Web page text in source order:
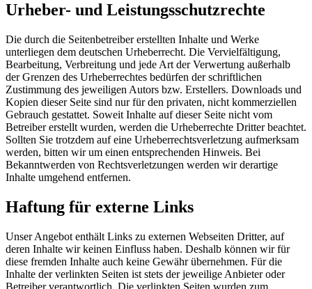
Urheber- und Leistungsschutzrechte
Die durch die Seitenbetreiber erstellten Inhalte und Werke
unterliegen dem deutschen Urheberrecht. Die Vervielfältigung,
Bearbeitung, Verbreitung und jede Art der Verwertung außerhalb
der Grenzen des Urheberrechtes bedürfen der schriftlichen
Zustimmung des jeweiligen Autors bzw. Erstellers. Downloads und
Kopien dieser Seite sind nur für den privaten, nicht kommerziellen
Gebrauch gestattet. Soweit Inhalte auf dieser Seite nicht vom
Betreiber erstellt wurden, werden die Urheberrechte Dritter beachtet.
Sollten Sie trotzdem auf eine Urheberrechtsverletzung aufmerksam
werden, bitten wir um einen entsprechenden Hinweis. Bei
Bekanntwerden von Rechtsverletzungen werden wir derartige
Inhalte umgehend entfernen.
Haftung für externe Links
Unser Angebot enthält Links zu externen Webseiten Dritter, auf
deren Inhalte wir keinen Einfluss haben. Deshalb können wir für
diese fremden Inhalte auch keine Gewähr übernehmen. Für die
Inhalte der verlinkten Seiten ist stets der jeweilige Anbieter oder